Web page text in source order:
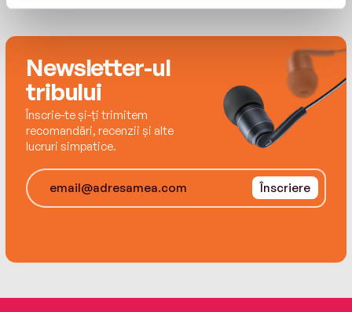
Newsletter-ul
tribului
Înscrie-te și-ți trimitem
recomandări, recenzii și alte
lucruri simpatice.
Înscriere